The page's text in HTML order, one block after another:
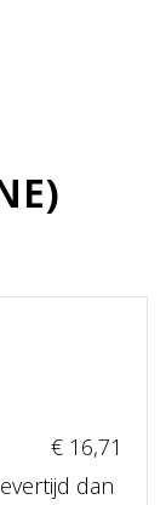
€ 16,71
dan